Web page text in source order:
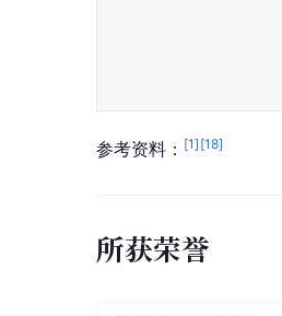
参考资料： [1] [18]
所获荣誉